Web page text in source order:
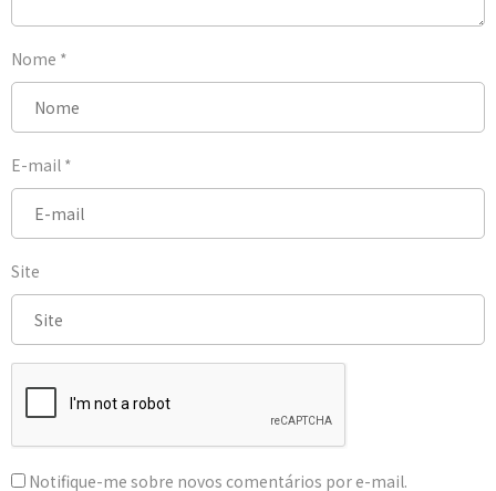
Nome *
E-mail *
Site
Notifique-me sobre novos comentários por e-mail.